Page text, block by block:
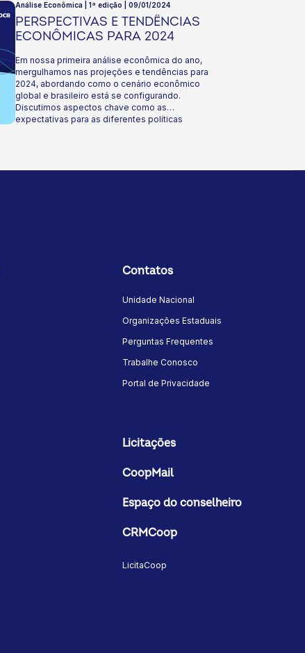
Análise Econômica | 1ª edição | 09/01/2024
PERSPECTIVAS E TENDÊNCIAS
ECONÔMICAS PARA 2024
Em nossa primeira análise econômica do ano,
mergulhamos nas projeções e tendências para
2024, abordando como o cenário econômico
global e brasileiro está se configurando.
Discutimos aspectos chave como as
expectativas para as diferentes políticas
Contatos
Unidade Nacional
Organizações Estaduais
Perguntas Frequentes
Trabalhe Conosco
Portal de Privacidade
Licitações
CoopMail
Espaço do conselheiro
CRMCoop
LicitaCoop